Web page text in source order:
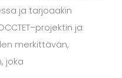
ja tarjoaakin
ja
merkittävän,
joka